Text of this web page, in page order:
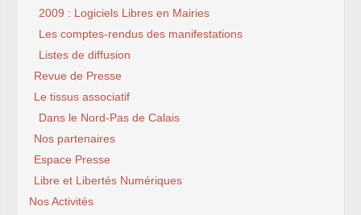
2009 : Logiciels Libres en Mairies
Les comptes-rendus des manifestations
Listes de diffusion
Revue de Presse
Le tissus associatif
Dans le Nord-Pas de Calais
Nos partenaires
Espace Presse
Libre et Libertés Numériques
Nos Activités